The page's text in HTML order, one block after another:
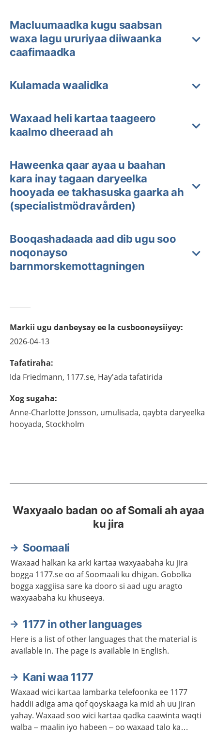
Macluumaadka kugu saabsan
waxa lagu ururiyaa diiwaanka
caafimaadka
Kulamada waalidka
Waxaad heli kartaa taageero
kaalmo dheeraad ah
Haweenka qaar ayaa u baahan
kara inay tagaan daryeelka
hooyada ee takhasuska gaarka ah
(specialistmödravården)
Booqashadaada aad dib ugu soo
noqonayso
barnmorskemottagningen
Markii ugu danbeysay ee la cusbooneysiiyey:
2026-04-13
Tafatiraha:
Ida Friedmann, 1177.se, Hay'ada tafatirida
Xog sugaha:
Anne-Charlotte Jonsson, umulisada, qaybta daryeelka
hooyada, Stockholm
Waxyaalo badan oo af Somali ah ayaa
ku jira
Soomaali
Waxaad halkan ka arki kartaa waxyaabaha ku jira
bogga 1177.se oo af Soomaali ku dhigan. Gobolka
bogga xaggiisa sare ka dooro si aad ugu aragto
waxyaabaha ku khuseeya.
1177 in other languages
Here is a list of other languages that the material is
available in. The page is available in English.
Kani waa 1177
Waxaad wici kartaa lambarka telefoonka ee 1177
haddii adiga ama qof qoyskaaga ka mid ah uu jiran
yahay. Waxaad soo wici kartaa qadka caawinta waqti
walba – maalin iyo habeen – oo waxaad talo ka